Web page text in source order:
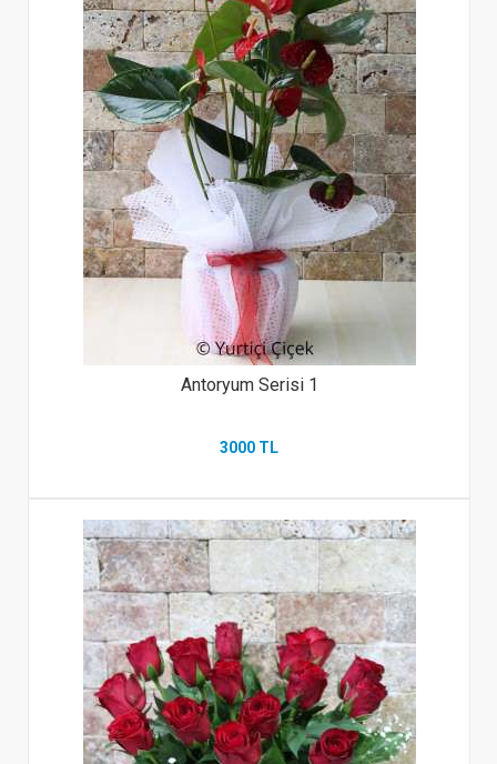
Antoryum Serisi 1
3000 TL